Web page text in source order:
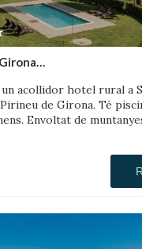
un acollidor hotel rural a
de Girona. Té
Envoltat de